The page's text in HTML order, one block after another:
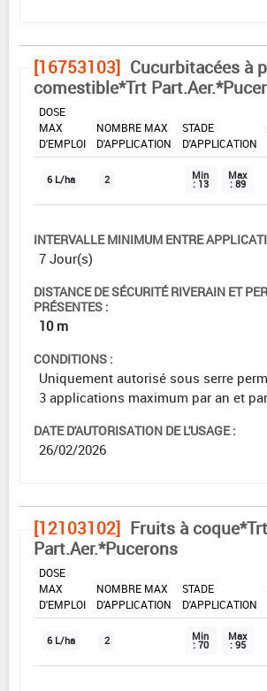
[16753103] Cucurbitacées à
comestible*Trt
DOSE
MAX
D'EMPLOI
NOMBRE MAX
D'APPLICATION
STADE
D'APPLICATION
6 L/ha 2 Min
: 13
Max
: 89
INTERVALLE MINIMUM ENTRE
7 Jour(s)
DISTANCE DE SÉCURITÉ RIVERAIN ET
PRÉSENTES :
10 m
CONDITIONS :
Uniquement autorisé sous serre
3 applications maximum par an et
DATE D'AUTORISATION DE L'USAGE :
26/02/2026
[12103102] Fruits à coque*Trt
Part.Aer.*Pucerons
DOSE
MAX
D'EMPLOI
NOMBRE MAX
D'APPLICATION
STADE
D'APPLICATION
6 L/ha 2 Min
: 70
Max
: 95